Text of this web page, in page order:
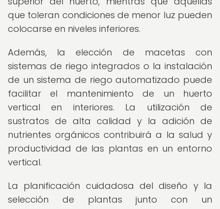
que toleran condiciones de menor luz pueden
colocarse en niveles inferiores.
Además, la elección de macetas con
sistemas de riego integrados o la instalación
de un sistema de riego automatizado puede
facilitar el mantenimiento de un huerto
vertical en interiores. La utilización de
sustratos de alta calidad y la adición de
nutrientes orgánicos contribuirá a la salud y
productividad de las plantas en un entorno
vertical.
La planificación cuidadosa del diseño y la
selección de plantas junto con un